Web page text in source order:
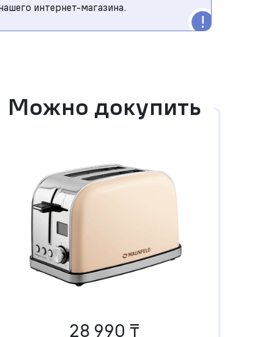
интернет-магазина.
Можно докупить
28 990 ₸